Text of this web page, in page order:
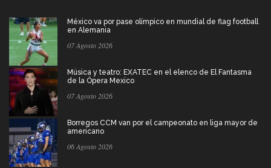
México va por pase olímpico en mundial de flag football
en Alemania
07 Agosto 2026
Música y teatro: EXATEC en el elenco de El Fantasma
de la Ópera Mexico
07 Agosto 2026
Borregos CCM van por el campeonato en liga mayor de
americano
06 Agosto 2026